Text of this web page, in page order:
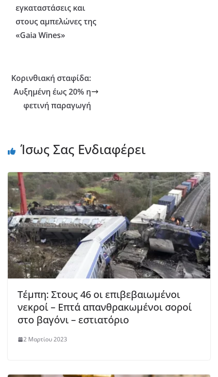
εγκαταστάσεις και
στους αμπελώνες της
«Gaia Wines»
Κορινθιακή σταφίδα:
Αυξημένη έως 20% η
φετινή παραγωγή
Ίσως Σας Ενδιαφέρει
Τέμπη: Στους 46 οι επιβεβαιωμένοι
νεκροί – Επτά απανθρακωμένοι σοροί
στο βαγόνι – εστιατόριο
2 Μαρτίου 2023